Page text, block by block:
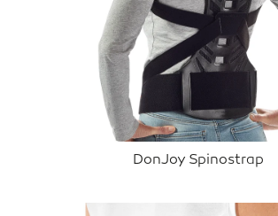
DonJoy Spinostrap